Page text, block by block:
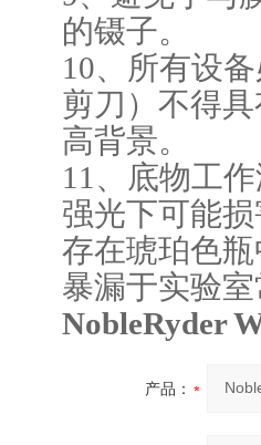
的镊子。
10、所有设
剪刀）不得
高背景。
11、底物工
强光下可能
存在琥珀色
暴漏于实验
NobleRyder
产品：